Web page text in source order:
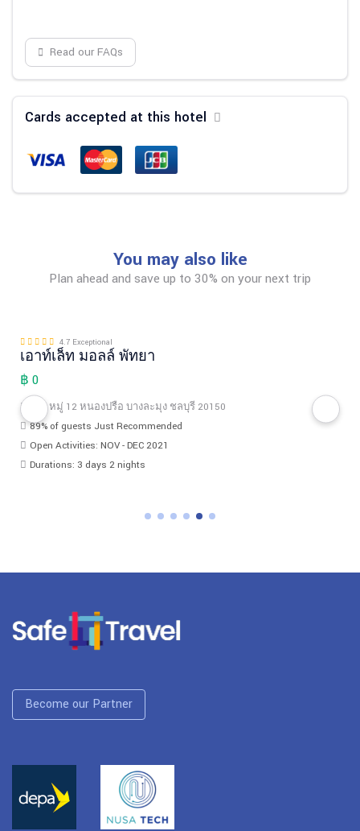
Read our FAQs
Cards accepted at this hotel
You may also like
Plan ahead and save up to 30% on your next trip
4.7 Exceptional
เอาท์เล็ท มอลล์ พัทยา
฿ 0
666 หมู่ 12 หนองปรือ บางละมุง ชลบุรี 20150
89% of guests Just Recommended
Open Activities: NOV - DEC 2021
Durations: 3 days 2 nights
Become our Partner